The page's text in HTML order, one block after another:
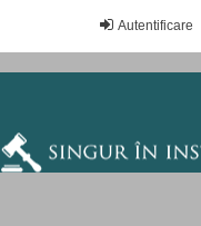
Autentificare